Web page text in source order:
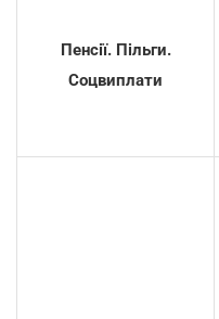
Пенсії. Пільги.
Соцвиплати